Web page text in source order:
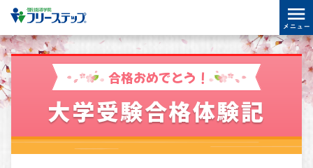
合格おめでとう！
大学受験合格体験記